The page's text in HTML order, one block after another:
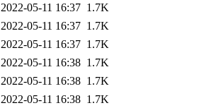
2022-05-11 16:37 1.7K
2022-05-11 16:37 1.7K
2022-05-11 16:37 1.7K
2022-05-11 16:38 1.7K
2022-05-11 16:38 1.7K
2022-05-11 16:38 1.7K